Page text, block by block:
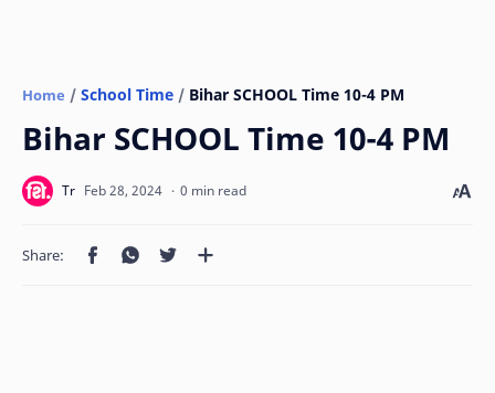
Home School Time
Bihar SCHOOL Time 10-4 PM
0 min read